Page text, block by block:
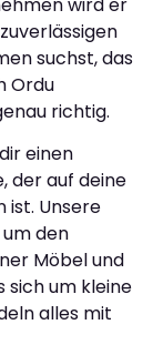
suchst, das
Ordu
richtig.
einen
der auf deine
ist. Unsere
den
Möbel und
sich um kleine
alles mit